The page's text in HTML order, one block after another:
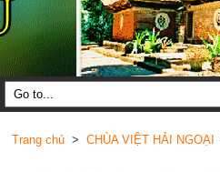
Trang chủ> CHÙA VIỆT HẢI NGOẠI